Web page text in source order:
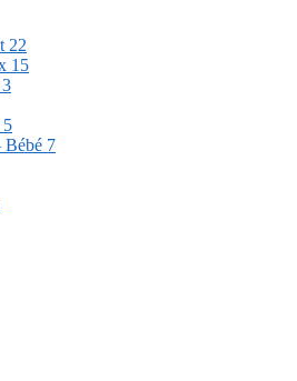
22
15
3
5
Bébé 7